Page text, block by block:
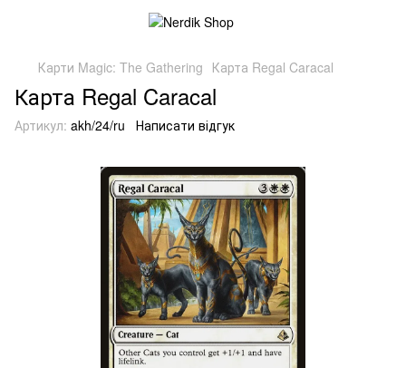
Карти Magic: The Gathering Карта Regal Caracal
Карта Regal Caracal
Артикул: akh/24/ru Написати відгук